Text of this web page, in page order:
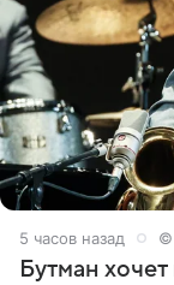
5 часов назад ©
Бутман